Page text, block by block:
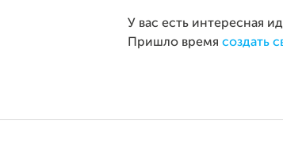
У вас есть интересная
Пришло время создать